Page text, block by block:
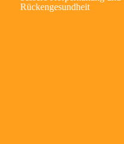
Rückengesundheit